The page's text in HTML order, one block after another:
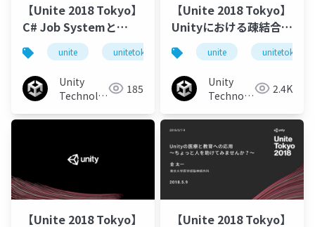
【Unite 2018 Tokyo】
C# Job Systemと
ECS（Entity
Component
System）解説
unite unitetokyo unitetokyo2018
Unity
Technologies 185
【Unite 2018 Tokyo】
Unityにおける疎結合設
計 ～UIへの適用事例か
ら学ぶ、テクニックと
メリット～
unite unitetokyo
Unity
Technologies 2.4K
【Unite 2018 Tokyo】 【Unite 2018 Tokyo】